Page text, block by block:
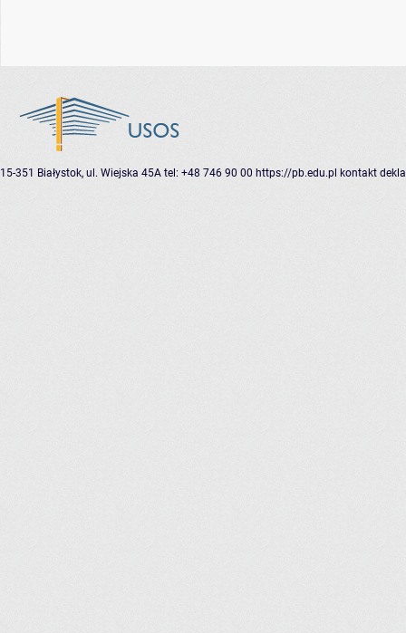
15-351 Białystok, ul. Wiejska 45A tel: +48 746 90 00 https://pb.edu.pl kontakt